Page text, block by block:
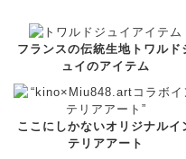
フランスの伝統生地トワルド
ュイのアイテム
ここにしかないオリジナルイ
テリアアート